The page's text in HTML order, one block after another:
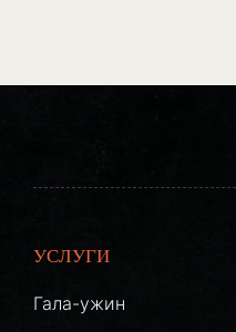
УСЛУГИ
Гала-ужин